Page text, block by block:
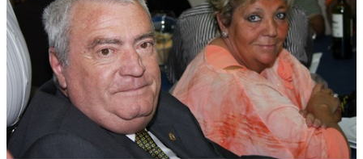
Sistemas Digitales
Noticias de interés
Contacto